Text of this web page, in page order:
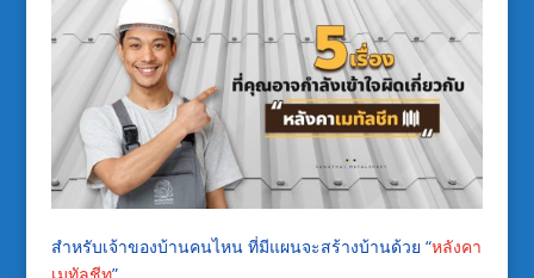
สำหรับเจ้าของบ้านคนไหน ที่มีแผนจะสร้างบ้านด้วย “หลังคา
เมทัลชีท”